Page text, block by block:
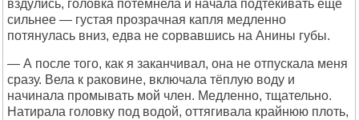
вздулись, головка потемнела и начала подтёкивать ещё
сильнее — густая прозрачная капля медленно
потянулась вниз, едва не сорвавшись на Анины губы.
— А после того, как я заканчивал, она не отпускала меня
сразу. Вела к раковине, включала тёплую воду и
начинала промывать мой член. Медленно, тщательно.
Натирала головку под водой, оттягивала крайнюю плоть,